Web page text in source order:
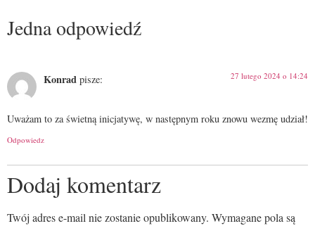
Jedna odpowiedź
Konrad pisze: 27 lutego 2024 o 14:24
Uważam to za świetną inicjatywę, w następnym roku znowu wezmę udział!
Odpowiedz
Dodaj komentarz
Twój adres e-mail nie zostanie opublikowany. Wymagane pola są